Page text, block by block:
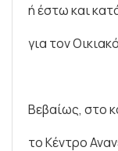
ή έστω και
για τον
Βεβαίως, στο
το Κέντρο